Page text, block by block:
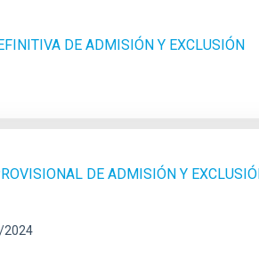
DE ADMISIÓN Y EXCLUSIÓN
DE ADMISIÓN Y
2024